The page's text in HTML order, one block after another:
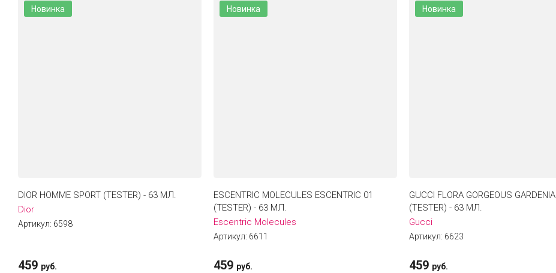
Новинка
DIOR HOMME SPORT (TESTER) - 63 МЛ.
Dior
Артикул: 6598
459 руб.
Новинка
ESCENTRIC MOLECULES ESCENTRIC 01
(TESTER) - 63 МЛ.
Escentric Molecules
Артикул: 6611
459 руб.
Новинка
GUCCI FLORA GORGEOUS GARDENIA
(TESTER) - 63 МЛ.
Gucci
Артикул: 6623
459 руб.